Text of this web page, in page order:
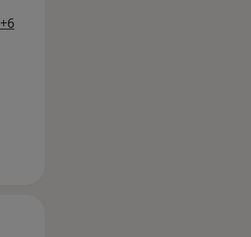
+6a11y_sr_more_diseases